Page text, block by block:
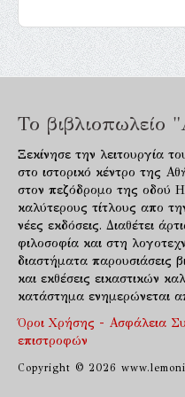
Το βιβλιοπωλείο
Ξεκίνησε την λειτουργία
στο ιστορικό κέντρο της
στον πεζόδρομο της οδού
καλύτερους τίτλους απο
νέες εκδόσεις. Διαθέτει
φιλοσοφία και στη
διαστήματα παρουσιάσεις
και εκθέσεις εικαστικών
κατάστημα ενημερώνεται
Όροι Χρήσης - Ασφάλεια
επιστροφών
Copyright © 2026